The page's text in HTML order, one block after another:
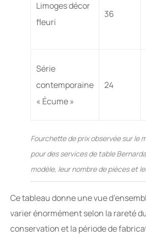
Limoges décor
fleuri
36
Série
contemporaine
« Écume »
24
Fourchette de prix observée sur le
pour des services de table
modèle, leur nombre de pièces et
Ce tableau donne une vue
varier énormément selon la rareté
conservation et la période de